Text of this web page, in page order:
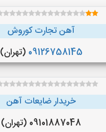
آهن تجارت کوروش
09126758145 (تهران)
خریدار ضایعات آهن
09101887048 (تهران)